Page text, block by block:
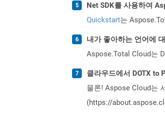
Net SDK를 사용하여
Quickstart는
내가 좋아하는 언어에
Aspose.Total Cloud는
클라우드에서 DOTX to
물론! Aspose Cloud는
(https://